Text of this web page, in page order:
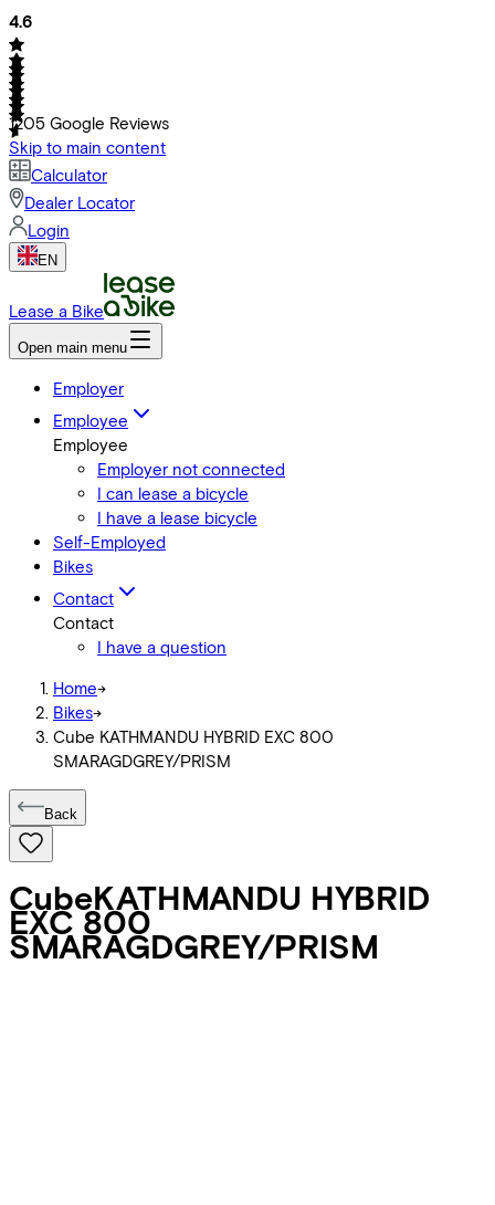
4.6
1205 Google Reviews
Skip to main content
Calculator
Dealer Locator
Login
EN
Lease a Bike
Open main menu
Employer
Employee
Employee
Employer not connected
I can lease a bicycle
I have a lease bicycle
Self-Employed
Bikes
Contact
Contact
I have a question
Home->
Bikes->
Cube KATHMANDU HYBRID EXC 800
SMARAGDGREY/PRISM
Back
CubeKATHMANDU HYBRID
EXC 800
SMARAGDGREY/PRISM